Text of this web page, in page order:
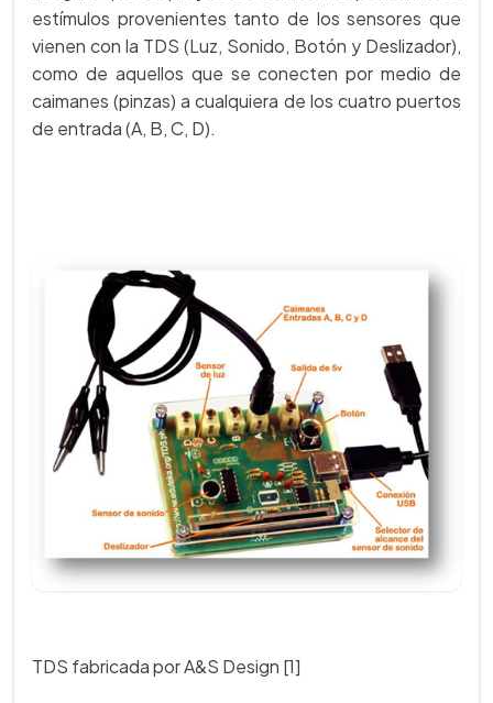
estímulos provenientes tanto de los sensores que
vienen con la TDS (Luz, Sonido, Botón y Deslizador),
como de aquellos que se conecten por medio de
caimanes (pinzas) a cualquiera de los cuatro puertos
de entrada (A, B, C, D).
TDS fabricada por A&S Design [1]